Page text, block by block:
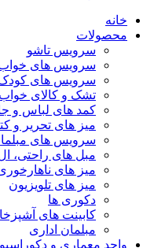
خانه
محصولات
سرویس تاشو
سرویس های
سرویس های کودک
تشک و کالای خواب
کمد های لباس و
میز های تحریر و
سرویس های
مبل های راحتی،
میز های
میز های تلویزیون
دکوری ها
کابینت های
مبلمان اداری
واحد معماری و